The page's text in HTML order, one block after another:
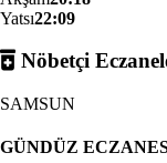
Yatsı22:09
Nöbetçi
SAMSUN
GÜNDÜZ